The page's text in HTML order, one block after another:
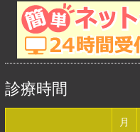
診療時間
月